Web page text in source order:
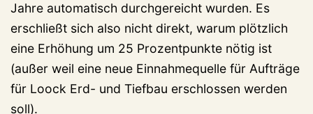
Jahre automatisch durchgereicht wurden. Es
erschließt sich also nicht direkt, warum plötzlich
eine Erhöhung um 25 Prozentpunkte nötig ist
(außer weil eine neue Einnahmequelle für Aufträge
für Loock Erd- und Tiefbau erschlossen werden
soll).